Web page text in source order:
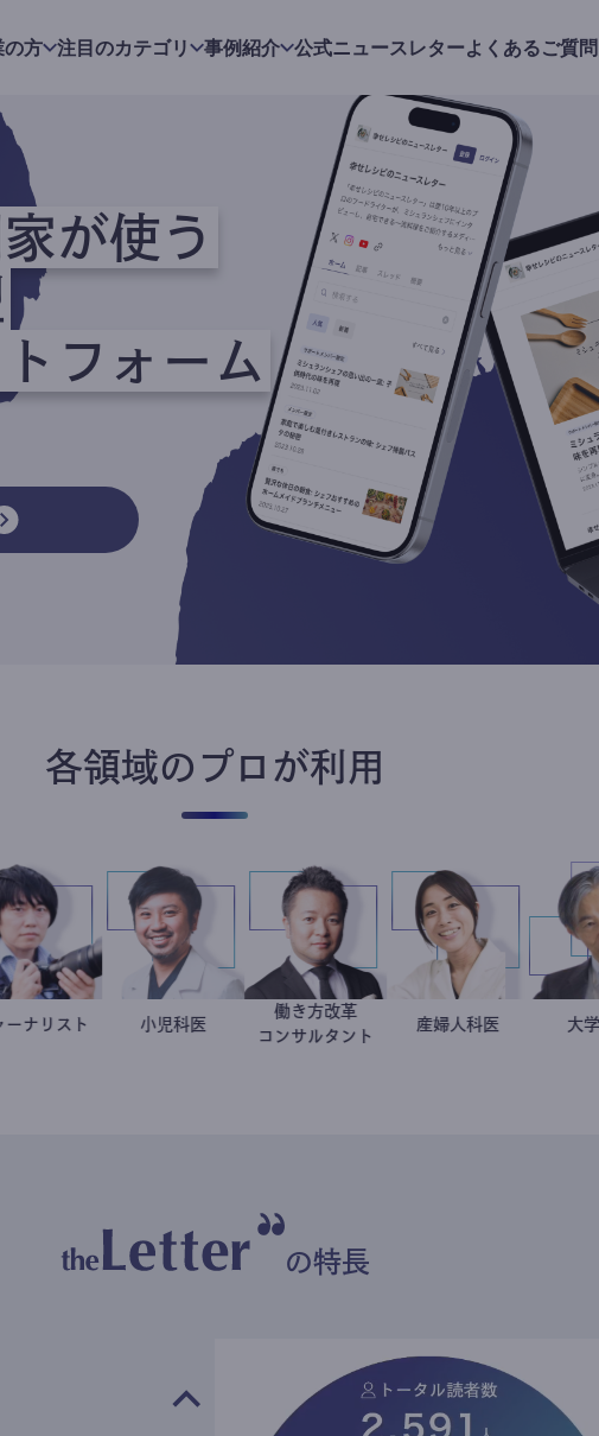
方 注目のカテゴリ 事例紹介 公式ニュースレターよくあるご質問
が使う
フォーム
各領域のプロが利用
志葉玲
ジャーナリスト 今西洋介
小児科医 新田龍
コンサルタント
稲葉可奈子
産婦人科医
の特長